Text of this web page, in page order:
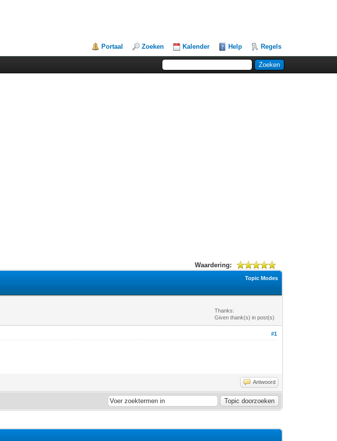
Portaal Zoeken Kalender Help Regels
Waardering:
Topic Modes
Thanks:
Given thank(s) in post(s)
#1
Antwoord